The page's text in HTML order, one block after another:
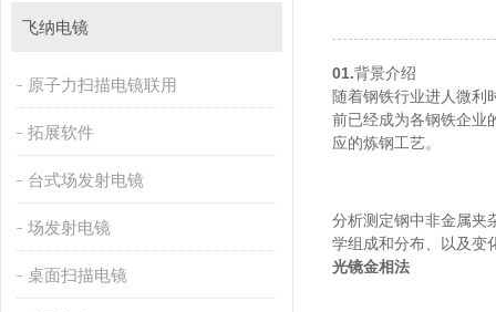
飞纳电镜
原子力扫描电镜联用
拓展软件
台式场发射电镜
场发射电镜
桌面扫描电镜
01.背景介绍
随着钢铁行业进人微利
前已经成为各钢铁企业
应的炼钢工艺。
分析测定钢中非金属夹杂
学组成和分布、以及
光镜金相法